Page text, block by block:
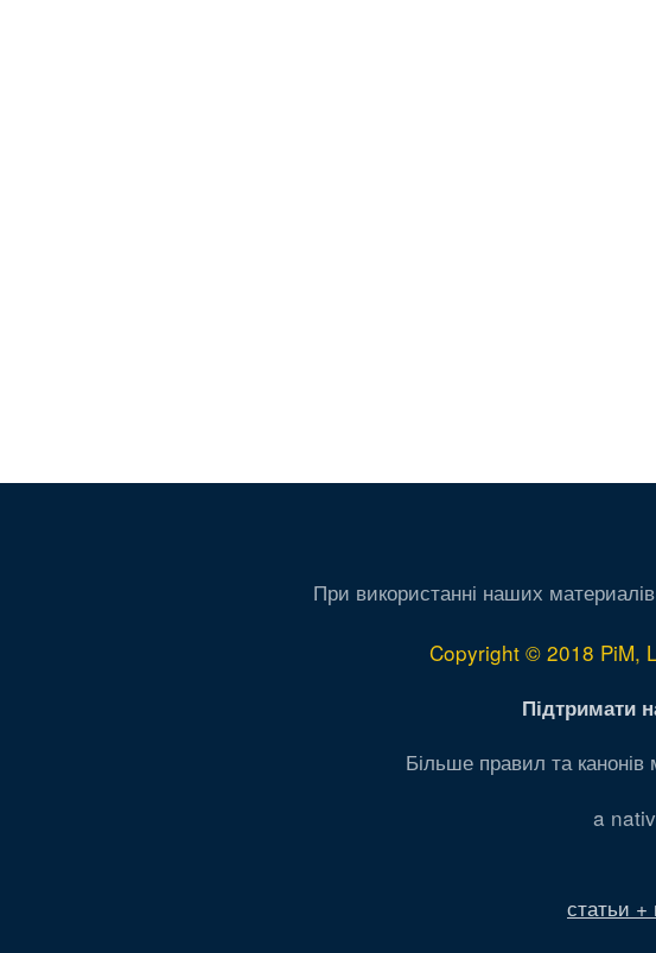
При використанні наших
Copyright © 2018 PiM,
Підтримати
Більше правил та канонів
a
статьи +